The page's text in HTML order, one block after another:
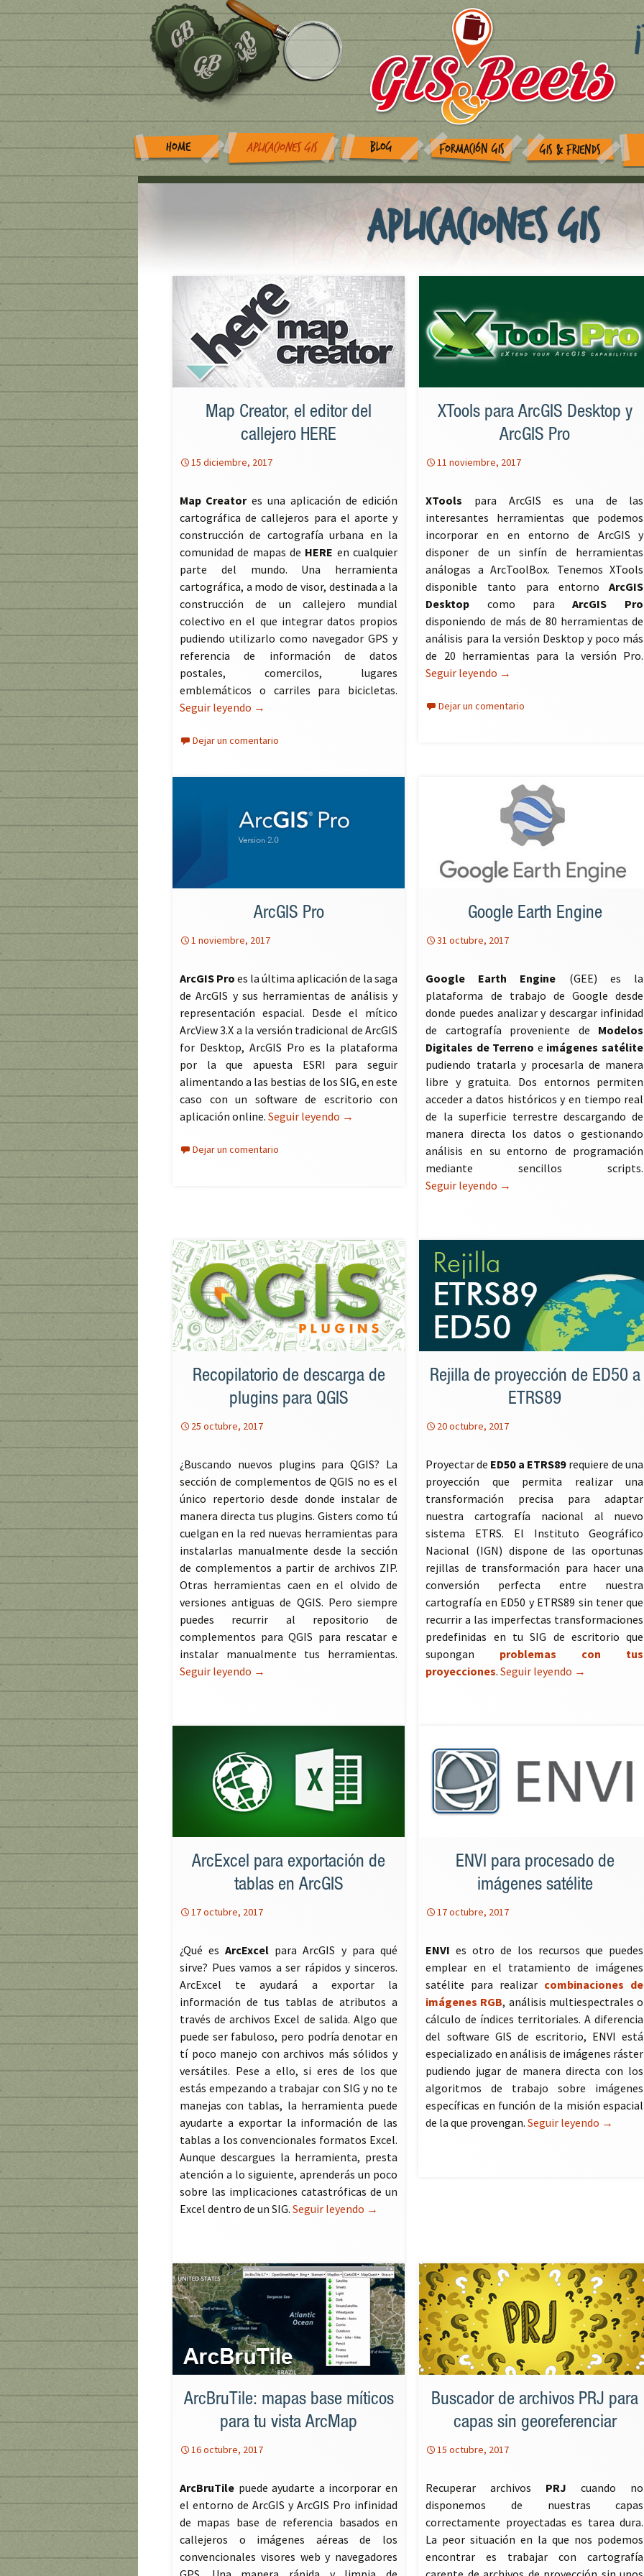
HOME APLICACIONES GIS BLOG FORMACIÓN GIS GIS & FRIENDS
Aplicaciones GIS
Map Creator, el editor del
callejero HERE
15 diciembre, 2017
Map Creatores una aplicación de edición
cartográfica de callejeros para el aporte y
construcción de cartografía urbana en la
comunidad de mapas de HERE en cualquier
parte del mundo. Una herramienta
cartográfica, a modo de visor, destinada a la
construcción de un callejero mundial
colectivo en el que integrar datos propios
pudiendo utilizarlo como navegador GPS y
referencia de información de datos
postales, comercilos, lugares
emblemáticos o carriles para bicicletas.
Seguir leyendo Map Creator, el editor del callejero HERE
→
Dejar un comentario
XTools para ArcGIS Desktop y
ArcGIS Pro
11 noviembre, 2017
XTools para ArcGIS es una de las
interesantes herramientas que podemos
incorporar en en entorno de ArcGIS y
disponer de un sinfín de herramientas
análogas a ArcToolBox. Tenemos XTools
disponible tanto para entornoArcGIS
Desktop como paraArcGIS Pro
disponiendo de más de 80 herramientas de
análisis para la versión Desktop y poco más
de 20 herramientas para la versión Pro.
Seguir leyendo XTools para ArcGIS Desktop
→
Dejar un comentario
ArcGIS Pro
1 noviembre, 2017
ArcGIS Pro es la última aplicación de la saga
de ArcGIS y sus herramientas de análisis y
representación espacial. Desde el mítico
ArcView 3.X a la versión tradicional de ArcGIS
for Desktop, ArcGIS Pro es la plataforma
por la que apuesta ESRI para seguir
alimentando a las bestias de los SIG, en este
caso con un software de escritorio con
aplicación online. Seguir leyendo ArcGIS Pro
→
Dejar un comentario
Google Earth Engine
31 octubre, 2017
Google Earth Engine (GEE) es la
plataforma de trabajo de Google desde
donde puedes analizar y descargar infinidad
de cartografía proveniente de Modelos
Digitales de Terreno e imágenes satélite
pudiendo tratarla y procesarla de manera
libre y gratuita. Dos entornos permiten
acceder a datos históricos y en tiempo real
de la superficie terrestre descargando de
manera directa los datos o gestionando
análisis en su entorno de programación
mediante sencillos scripts.
Seguir leyendo Google Earth Engine
→
Recopilatorio de descarga de
plugins para QGIS
25 octubre, 2017
¿Buscando nuevos plugins para QGIS? La
sección de complementos de QGIS no es el
único repertorio desde donde instalar de
manera directa tus plugins. Gisters como tú
cuelgan en la red nuevas herramientas para
instalarlas manualmente desde la sección
de complementos a partir de archivos ZIP.
Otras herramientas caen en el olvido de
versiones antiguas de QGIS. Pero siempre
puedes recurrir al repositorio de
complementos para QGIS para rescatar e
instalar manualmente tus herramientas.
Seguir leyendo Recopilatorio de descarga de plugins para QGIS
→
Rejilla de proyección de ED50 a
ETRS89
20 octubre, 2017
Proyectar de ED50 a ETRS89requiere de una
proyección que permita realizar una
transformación precisa para adaptar
nuestra cartografía nacional al nuevo
sistema ETRS. El Instituto Geográfico
Nacional (IGN) dispone de las oportunas
rejillas de transformación para hacer una
conversión perfecta entre nuestra
cartografía en ED50 y ETRS89 sin tener que
recurrir a las imperfectas transformaciones
predefinidas en tu SIG de escritorio que
supongan problemas con tus
proyecciones.Seguir leyendo Rejilla de
→
ArcExcel para exportación de
tablas en ArcGIS
17 octubre, 2017
¿Qué es ArcExcel para ArcGIS y para qué
sirve? Pues vamos a ser rápidos y sinceros.
ArcExcel te ayudará a exportar la
información de tus tablas de atributos a
través de archivos Excel de salida. Algo que
puede ser fabuloso, pero podría denotar en
tí poco manejo con archivos más sólidos y
versátiles. Pese a ello, si eres de los que
estás empezando a trabajar con SIG y no te
manejas con tablas, la herramienta puede
ayudarte a exportar la información de las
tablas a los convencionales formatos Excel.
Aunque descargues la herramienta, presta
atención a lo siguiente, aprenderás un poco
sobre las implicaciones catastróficas de un
Excel dentro de un SIG. Seguir leyendo ArcExcel para exportación de tablas en ArcGIS
→
ENVI para procesado de
imágenes satélite
17 octubre, 2017
ENVI es otro de los recursos que puedes
emplear en el tratamiento de imágenes
satélite para realizar combinaciones de
imágenes RGB, análisis multiespectrales o
cálculo de índices territoriales. A diferencia
del software GIS de escritorio, ENVI está
especializado en análisis de imágenes ráster
pudiendo jugar de manera directa con los
algoritmos de trabajo sobre imágenes
específicas en función de la misión espacial
de la que provengan.Seguir leyendo ENVI
→
ArcBruTile: mapas base míticos
para tu vista ArcMap
16 octubre, 2017
ArcBruTile puede ayudarte a incorporar en
el entorno de ArcGIS y ArcGIS Pro infinidad
de mapas base de referencia basados en
callejeros o imágenes aéreas de los
convencionales visores web y navegadores
Buscador de archivos PRJ para
capas sin georeferenciar
15 octubre, 2017
Recuperar archivos PRJ cuando no
disponemos de nuestras capas
correctamente proyectadas es tarea dura.
La peor situación en la que nos podemos
encontrar es trabajar con cartografía